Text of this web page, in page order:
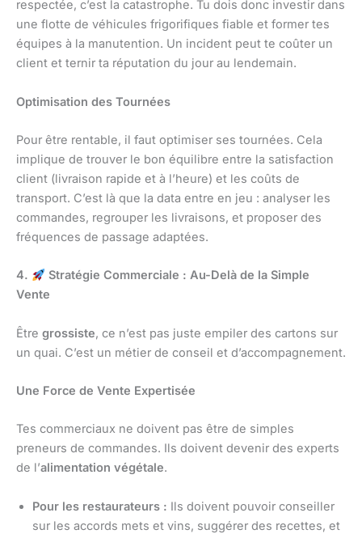
respectée, c’est la catastrophe. Tu dois donc investir dans
une flotte de véhicules frigorifiques fiable et former tes
équipes à la manutention. Un incident peut te coûter un
client et ternir ta réputation du jour au lendemain.
Optimisation des Tournées
Pour être rentable, il faut optimiser ses tournées. Cela
implique de trouver le bon équilibre entre la satisfaction
client (livraison rapide et à l’heure) et les coûts de
transport. C’est là que la data entre en jeu : analyser les
commandes, regrouper les livraisons, et proposer des
fréquences de passage adaptées.
4.
Stratégie Commerciale : Au-Delà de la Simple
Vente
Être grossiste, ce n’est pas juste empiler des cartons sur
un quai. C’est un métier de conseil et d’accompagnement.
Une Force de Vente Expertisée
Tes commerciaux ne doivent pas être de simples
preneurs de commandes. Ils doivent devenir des experts
de l’alimentation végétale.
Pour les restaurateurs : Ils doivent pouvoir conseiller
sur les accords mets et vins, suggérer des recettes, et